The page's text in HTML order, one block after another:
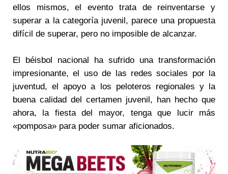
ellos mismos, el evento trata de reinventarse y
superar a la categoría juvenil, parece una propuesta
difícil de superar, pero no imposible de alcanzar.
El béisbol nacional ha sufrido una transformación
impresionante, el uso de las redes sociales por la
juventud, el apoyo a los peloteros regionales y la
buena calidad del certamen juvenil, han hecho que
ahora, la fiesta del mayor, tenga que lucir más
«pomposa» para poder sumar aficionados.